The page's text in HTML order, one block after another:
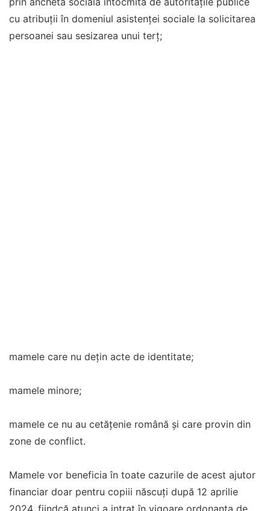
cu atribuţii în domeniul asistenţei sociale la solicitarea
persoanei sau sesizarea unui terţ;
mamele care nu deţin acte de identitate;
mamele minore;
mamele ce nu au cetățenie română și care provin din
zone de conflict.
Mamele vor beneficia în toate cazurile de acest ajutor
financiar doar pentru copiii născuți după 12 aprilie
2024, fiindcă atunci a intrat în vigoare ordonanța de